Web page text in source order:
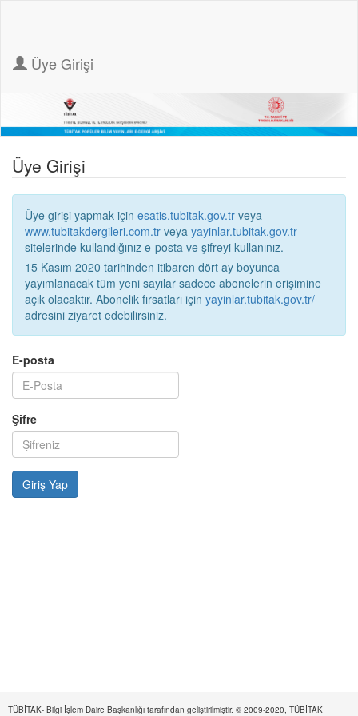
Üye Girişi
Üye Girişi
Üye girişi yapmak için esatis.tubitak.gov.tr veya
www.tubitakdergileri.com.tr veya yayinlar.tubitak.gov.tr
sitelerinde kullandığınız e-posta ve şifreyi kullanınız.
15 Kasım 2020 tarihinden itibaren dört ay boyunca
yayımlanacak tüm yeni sayılar sadece abonelerin erişimine
açık olacaktır. Abonelik fırsatları için yayinlar.tubitak.gov.tr/
adresini ziyaret edebilirsiniz.
E-posta
Şifre
TÜBİTAK- Bilgi İşlem Daire Başkanlığı tarafından geliştirilmiştir. © 2009-2020, TÜBİTAK